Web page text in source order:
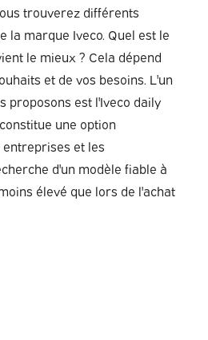
trouverez différents
la marque Iveco. Quel est le
le mieux ? Cela dépend
et de vos besoins. L'un
proposons est l'Iveco daily
une option
et les
d'un modèle fiable à
élevé que lors de l'achat